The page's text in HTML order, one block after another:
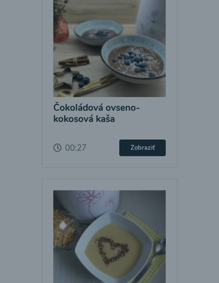
Čokoládová ovseno-
kokosová kaša
00:27 Zobraziť